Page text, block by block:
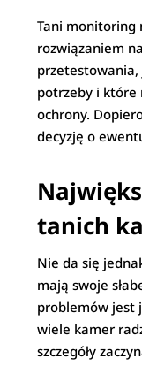
Tani monitoring
rozwiązaniem
przetestowania,
potrzeby i które
ochrony.
decyzję o
tanich
Nie da się
mają swoje
problemów jest
wiele kamer
szczegóły